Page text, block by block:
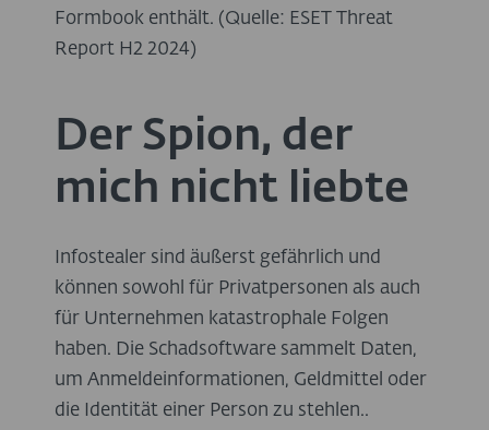
Formbook enthält. (Quelle: ESET Threat
Report H2 2024)
Der Spion, der
mich nicht liebte
Infostealer sind äußerst gefährlich und
können sowohl für Privatpersonen als auch
für Unternehmen katastrophale Folgen
haben. Die Schadsoftware sammelt Daten,
um Anmeldeinformationen, Geldmittel oder
die Identität einer Person zu stehlen..